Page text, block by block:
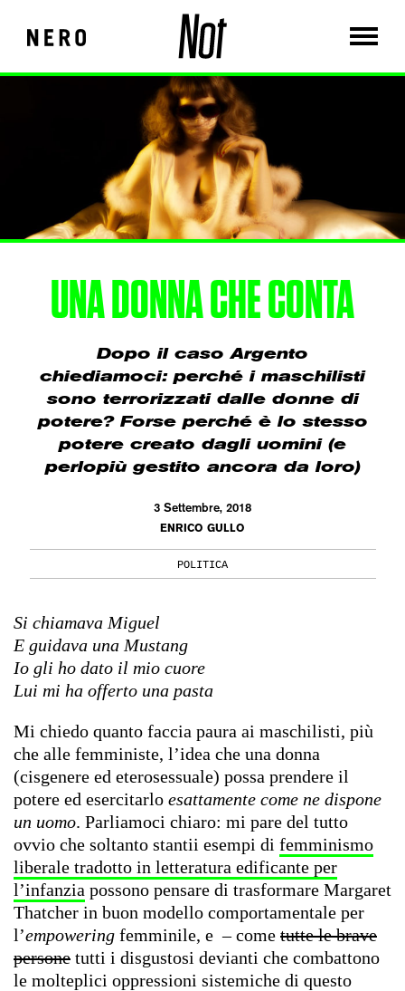
UNA DONNA CHE CONTA
Dopo il caso Argento
chiediamoci: perché i maschilisti
sono terrorizzati dalle donne di
potere? Forse perché è lo stesso
potere creato dagli uomini (e
perlopiù gestito ancora da loro)
3 Settembre, 2018
ENRICO GULLO
POLITICA
Si chiamava Miguel
E guidava una Mustang
Io gli ho dato il mio cuore
Lui mi ha offerto una pasta
Mi chiedo quanto faccia paura ai maschilisti, più
che alle femministe, l’idea che una donna
(cisgenere ed eterosessuale) possa prendere il
potere ed esercitarlo esattamente come ne dispone
un uomo. Parliamoci chiaro: mi pare del tutto
ovvio che soltanto stantii esempi di femminismo
liberale tradotto in letteratura edificante per
l’infanzia possono pensare di trasformare Margaret
Thatcher in buon modello comportamentale per
l’empowering femminile, e – come tutte le brave
persone tutti i disgustosi devianti che combattono
le molteplici oppressioni sistemiche di questo